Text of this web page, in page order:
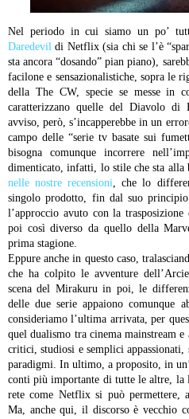
Nel periodo in cui siamo un po’
Daredevil di Netflix (sia chi se l’è
sta ancora “dosando” pian piano),
facilone e sensazionalistiche, sopra le
della The CW, specie se messe in
caratterizzano quelle del Diavolo di
avviso, però, s’incapperebbe in un
campo delle “serie tv basate sui
bisogna comunque incorrere
dimenticato, infatti, lo stile che sta alla
nelle nostre recensioni, che lo
singolo prodotto, fin dal suo
l’approccio avuto con la
poi così diverso da quello della
prima stagione.
Eppure anche in questo caso,
che ha colpito le avventure
scena del Mirakuru in poi, le
delle due serie appaiono comunque
consideriamo l’ultima arrivata, per
quel dualismo tra cinema mainstream
critici, studiosi e semplici appassionati,
paradigmi. In ultimo, a proposito, in
conti più importante di tutte le altre, la
rete come Netflix si può permettere,
Ma, anche qui, il discorso è vecchio